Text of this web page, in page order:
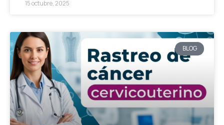
15 octubre, 2025
BLOG